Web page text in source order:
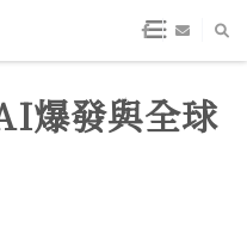
爆發與全球